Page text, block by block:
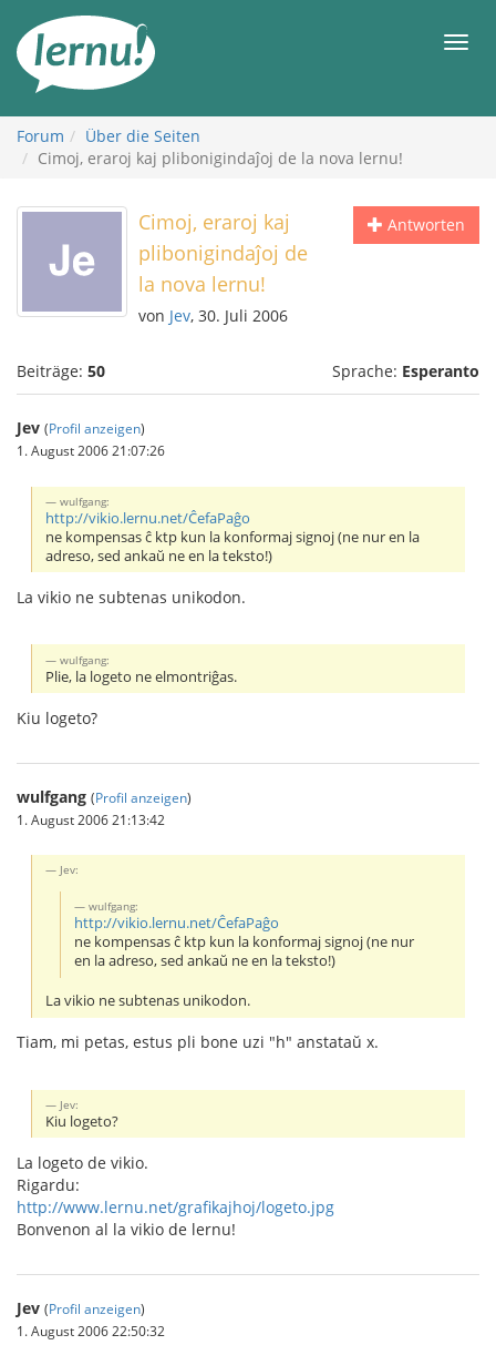
Inhalt
Forum
Über die Seiten
Cimoj, eraroj kaj plibonigindaĵoj de la nova lernu!
Antworten
Cimoj, eraroj kaj
plibonigindaĵoj de
la nova lernu!
von Jev, 30. Juli 2006
Beiträge: 50 Sprache: Esperanto
Jev (Profil anzeigen)
1. August 2006 21:07:26
wulfgang:
http://vikio.lernu.net/ĈefaPaĝo
ne kompensas ĉ ktp kun la konformaj signoj (ne nur en la
adreso, sed ankaŭ ne en la teksto!)
La vikio ne subtenas unikodon.
wulfgang:
Plie, la logeto ne elmontriĝas.
Kiu logeto?
wulfgang (Profil anzeigen)
1. August 2006 21:13:42
Jev:
wulfgang:
http://vikio.lernu.net/ĈefaPaĝo
ne kompensas ĉ ktp kun la konformaj signoj (ne nur
en la adreso, sed ankaŭ ne en la teksto!)
La vikio ne subtenas unikodon.
Tiam, mi petas, estus pli bone uzi "h" anstataŭ x.
Jev:
Kiu logeto?
La logeto de vikio.
Rigardu:
http://www.lernu.net/grafikajhoj/logeto.jpg
Bonvenon al la vikio de lernu!
Jev (Profil anzeigen)
1. August 2006 22:50:32